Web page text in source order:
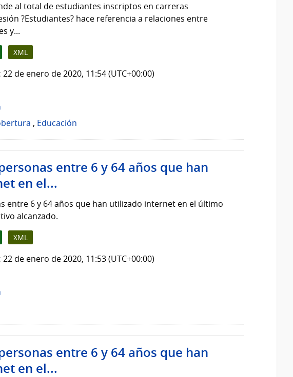
al total de estudiantes inscriptos en carreras
?Estudiantes? hace referencia a relaciones entre
y...
XML
22 de enero de 2020, 11:54 (UTC+00:00)
, Educación
entre 6 y 64 años que han
en el...
entre 6 y 64 años que han utilizado internet en el último
alcanzado.
XML
22 de enero de 2020, 11:53 (UTC+00:00)
entre 6 y 64 años que han
en el...